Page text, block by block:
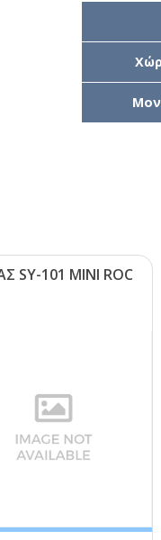
SΥ-101 ΜΙΝΙ RΟC